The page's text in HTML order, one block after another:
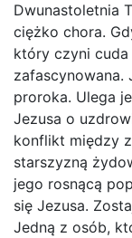
Dwunastoletnia
ciężko chora.
który czyni
zafascynowana.
proroka. Ulega
Jezusa o
konflikt między
starszyzną
jego rosnącą
się Jezusa.
Jedną z osób,